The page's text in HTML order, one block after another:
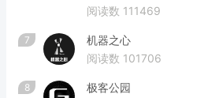
阅读数 111469
7
机器之心
阅读数 101706
8
极客公园